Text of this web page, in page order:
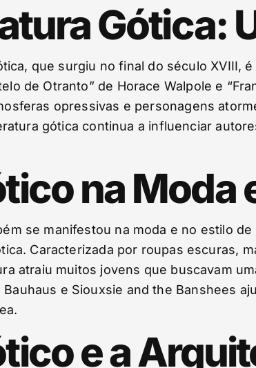
Gótica:
que surgiu no final do século XVIII,
de Otranto” de Horace Walpole e
opressivas e personagens
gótica continua a influenciar
na Moda
se manifestou na moda e no estilo
Caracterizada por roupas escuras,
atraiu muitos jovens que buscavam
Bauhaus e Siouxsie and the Banshees
e a